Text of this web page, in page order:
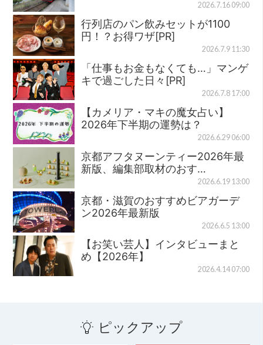
2026.7.16 09:00
行列店のパン飲みセットが1100
円！？お得ワザ[PR]
2026.7.9 11:30
「仕事もお金もなくても…」マンゲ
キで過ごした日々[PR]
2026.7.8 17:00
【カメリア・マキの魔女占い】
2026年下半期の運勢は？
2026.6.29 06:00
京都アフタヌーンティー2026年最
新版、編集部取材のおす…
2026.6.19 13:00
京都・滋賀のおすすめビアガーデ
ン2026年最新版
2026.6.5 13:00
【お笑い芸人】インタビューまと
め【2026年】
2026.4.14 07:00
ピックアップ